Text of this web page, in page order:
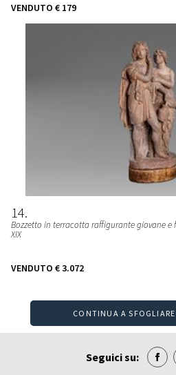
VENDUTO € 179
14
Bozzetto in terracotta raffigurante giovane
XIX
VENDUTO € 3.072
CONTINUA A
Seguici su: